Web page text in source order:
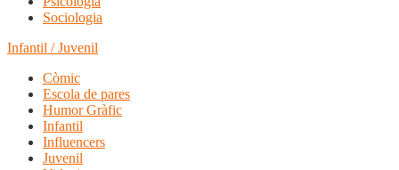
Sociologia
Infantil / Juvenil
Còmic
Escola de pares
Humor Gràfic
Infantil
Influencers
Juvenil